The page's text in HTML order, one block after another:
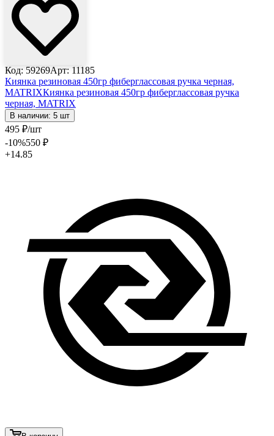
Код: 59269Арт: 11185
Киянка резиновая 450гр фиберглассовая ручка черная,
MATRIXКиянка резиновая 450гр фиберглассовая ручка
черная, MATRIX
В наличии: 5 шт
495 ₽/шт
-10%550 ₽
+14.85